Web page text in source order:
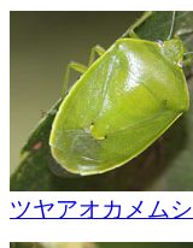
ツヤアオカメムシ